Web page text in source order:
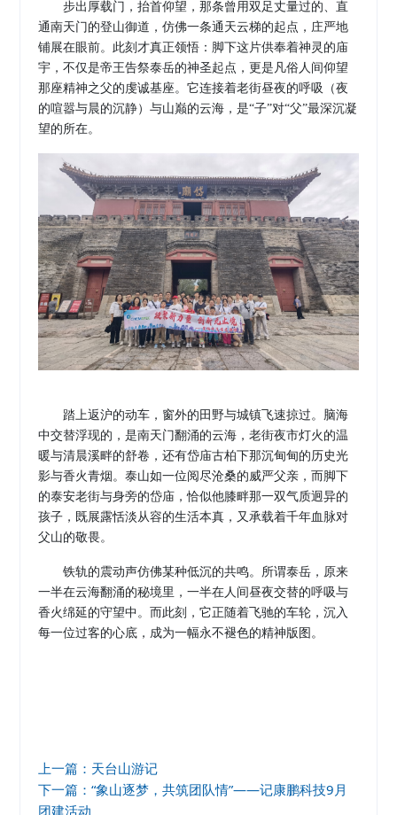
步出厚载门，抬首仰望，那条曾用双足丈量过的、直
通南天门的登山御道，仿佛一条通天云梯的起点，庄严地
铺展在眼前。此刻才真正领悟：脚下这片供奉着神灵的庙
宇，不仅是帝王告祭泰岳的神圣起点，更是凡俗人间仰望
那座精神之父的虔诚基座。它连接着老街昼夜的呼吸（夜
的喧嚣与晨的沉静）与山巅的云海，是“子”对“父”最深沉凝
望的所在。
踏上返沪的动车，窗外的田野与城镇飞速掠过。 脑海
中交替浮现的，是南天门翻涌的云海，老街夜市灯火的温
暖与清晨溪畔的舒卷，还有岱庙古柏下那沉甸甸的历史光
影与香火青烟。泰山如一位阅尽沧桑的威严父亲，而脚下
的泰安老街与身旁的岱庙，恰似他膝畔那一双气质迥异的
孩子，既展露恬淡从容的生活本真，又承载着千年血脉对
父山的敬畏。
铁轨的震动声仿佛某种低沉的共鸣。所谓泰岳，原来
一半在云海翻涌的秘境里，一半在人间昼夜交替的呼吸与
香火绵延的守望中。而此刻，它正随着飞驰的车轮，沉入
每一位过客的心底，成为一幅永不褪色的精神版图。
上一篇：天台山游记
下一篇：“象山逐梦，共筑团队情”——记康鹏科技9月
团建活动